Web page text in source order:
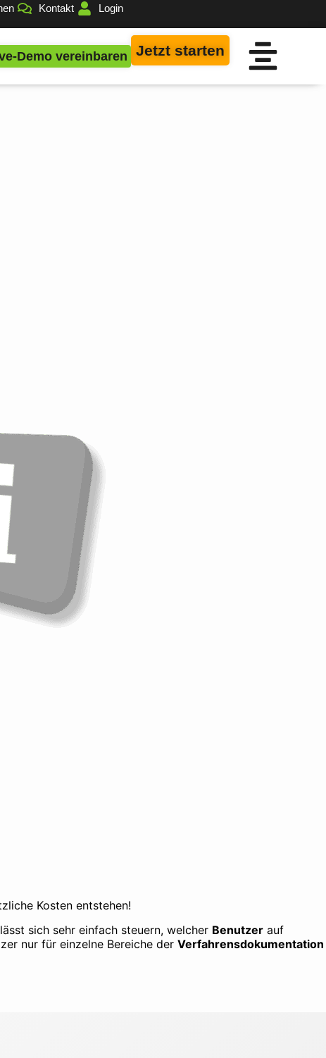
Kontakt Login
Jetzt starten
Demo vereinbaren
Kosten entstehen!
sich sehr einfach steuern, welcher Benutzer auf
nur für einzelne Bereiche der Verfahrensdokumentation